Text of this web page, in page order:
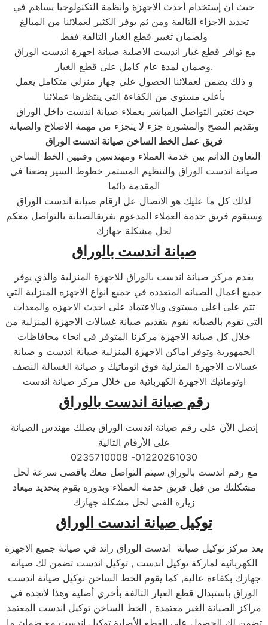
حيث ان إستخدام أحدث الاجهزة وأنظمة التكنولوجيا يساهم في
تحديد الاجزاء التالفة ومن ثم يوفر الكثير لعملائنا من المبالغ
ولضمان تغيير قطع الغيار التالفة فقط
مع توافر قطع غيار اندست الاصلية صيانة اجهزة اندست الوراق
وضمان لمدة عام كامل على قطع الغيار.
و ذلك يضمن لعملائنا الحصول علي جهاز منزلي متكامل يعمل
بأعلى مستوى من الكفاءة التي ينتظرها عملائنا
حيث نعتبر التواصل المباشر بعملاء صيانة اندست داخل الوراق
وتقديم النصح والمشورة جزء لا يتجزء من مهمة الاصلاح والصيانة
فريق عمل الخط الساخن صيانة اندست الوراق
التعاون الدائم بين خدمة العملاء ومهندسين وفنيين الخط الساخن
صيانة اندست الوراق والتنظيم المستمر خطوط السير يضعنا في
المقدمة دائما
لذلك كل ما عليك هو الاتصال عل ارقام صيانة اندست الوراق
وسيقوم فريق خدمة العملاء المدعوم بفريقالصيانة بالتواصل معكم
لحل مشكلة جهازك
صيانة اندست بالوراق
يقدم مركز صيانة اندست بالوراق للاجهزة المنزلية والذي يوفر
جميع اعمال الصيانه المتعدده في جميع انواع الاجهزه المنزلية التي
تتم على اعلى مستوى وبالاعتماد على احدث الاجهزه والمعدات
التي تقوم بالصيانه نقوم بتقديم صيانة غسالات الاجهزة المنزلية من
خلال كل صيانة الاجهزة مركزنا المتوفر في انحاء محافاظات
الجمهورية وتوفر اماكن الاجهزة المنزلية صيانة اندست و صيانة
غسالات الاجهزة المنزلية فوق اتوماتيك و صيانة الغسالة النصف
اوتوماتيك الاجهزة الكهربائية من خلال مركز صيانة اندست
رقم صيانة اندست بالوراق
إتصل الآن على رقم صيانة اندست الوراق يصلك مهندس الصيانة
على الأرقام التالية
0235710008 -01220261030
مشكلتك من قبل فريق خدمة العملاء وبدوره يقوم بتحديد ميعاد
زيارة الفنى لحل مشكلة جهازك
توكيل صيانة اندست الوراق
يعد مركز توكيل صيانة اندست الوراق رائد في صيانة جميع الاجهزة
الكهربائية لماركة توكيل اندست , توكيل اندست تضمن لك صيانة
جهازك بكفاءة عالية, كما يقوم الخط الساخن توكيل صيانة اندست
الوراق باستبدال قطع الغيار التالفة بأخري أصلية وهذا لاتجده في
مراكز الصيانة الغير معتمدة , الخط الساخن توكيل اندست المعتمد
تضمن لك الحصول علي القطع الأصلية توكيل اندست مع ضمان ما